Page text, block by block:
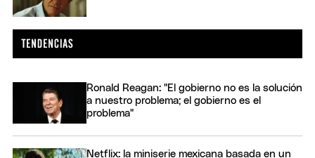
Ronald Reagan: "El gobierno no es la solución
a nuestro problema; el gobierno es el
problema"
Netflix: la miniserie mexicana basada en un